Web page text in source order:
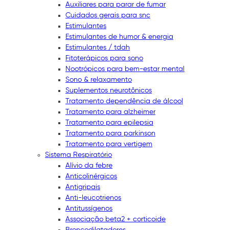
Auxiliares para parar de fumar
Cuidados gerais para snc
Estimulantes
Estimulantes de humor & energia
Estimulantes / tdah
Fitoterápicos para sono
Nootrópicos para bem-estar mental
Sono & relaxamento
Suplementos neurotônicos
Tratamento dependência de álcool
Tratamento para alzheimer
Tratamento para epilepsia
Tratamento para parkinson
Tratamento para vertigem
Sistema Respiratório
Alívio da febre
Anticolinérgicos
Antigripais
Anti-leucotrienos
Antitussígenos
Associação beta2 + corticoide